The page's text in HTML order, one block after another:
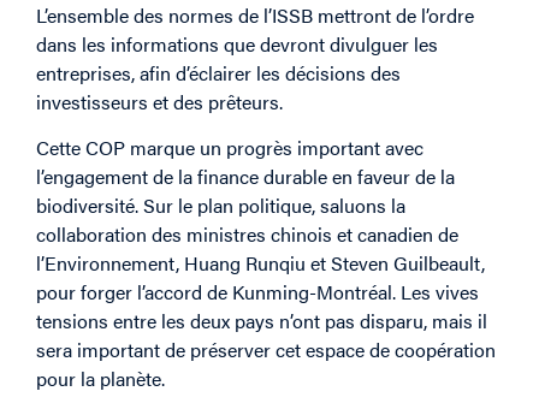
L’ensemble des normes de l’ISSB mettront de l’ordre
dans les informations que devront divulguer les
entreprises, afin d’éclairer les décisions des
investisseurs et des prêteurs.
Cette COP marque un progrès important avec
l’engagement de la finance durable en faveur de la
biodiversité. Sur le plan politique, saluons la
collaboration des ministres chinois et canadien de
l’Environnement, Huang Runqiu et Steven Guilbeault,
pour forger l’accord de Kunming-Montréal. Les vives
tensions entre les deux pays n’ont pas disparu, mais il
sera important de préserver cet espace de coopération
pour la planète.